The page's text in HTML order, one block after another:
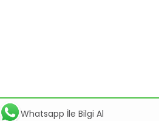
Whatsapp İle Bilgi Al